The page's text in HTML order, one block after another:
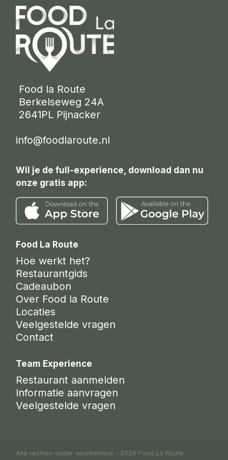
Food la Route
Berkelseweg 24A
2641PL Pijnacker
info@foodlaroute.nl
Wil je de full-experience, download dan nu
onze gratis app:
Food La Route
Hoe werkt het?
Restaurantgids
Cadeaubon
Over Food la Route
Locaties
Veelgestelde vragen
Contact
Team Experience
Restaurant aanmelden
Informatie aanvragen
Veelgestelde vragen
Alle rechten onder voorbehoud - 2026 Food La Route